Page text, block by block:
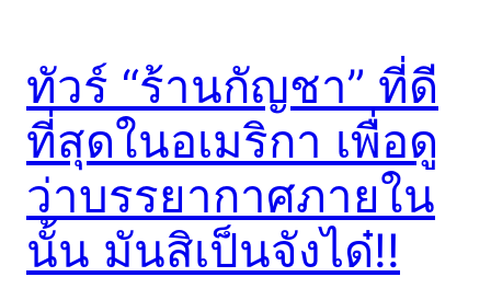
ทัวร์ “ร้านกัญชา” ที่ดี
ที่สุดในอเมริกา เพื่อดู
ว่าบรรยากาศภายใน
นั้น มันสิเป็นจังได๋!!